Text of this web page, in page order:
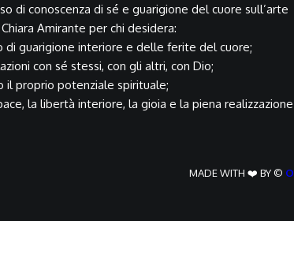
di conoscenza di sé e guarigione del cuore sull’arte
Amirante per chi desidera:
di guarigione interiore e delle ferite del cuore;
con sé stessi, con gli altri, con Dio;
proprio potenziale spirituale;
la libertà interiore, la gioia e la piena realizzazione
MADE WITH ❤️ BY © O